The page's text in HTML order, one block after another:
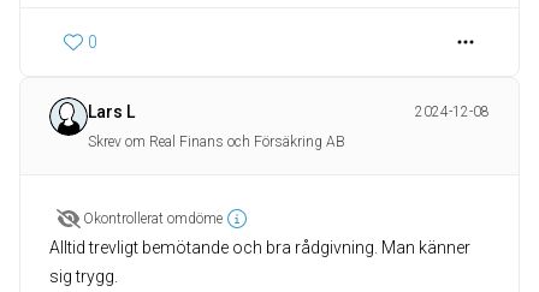
0
Lars L
2024-12-08
Skrev om Real Finans och Försäkring AB
Okontrollerat omdöme
Alltid trevligt bemötande och bra rådgivning. Man känner
sig trygg.